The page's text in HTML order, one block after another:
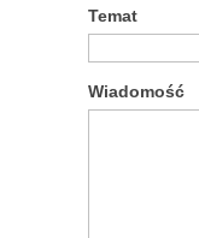
Temat
Wiadomość